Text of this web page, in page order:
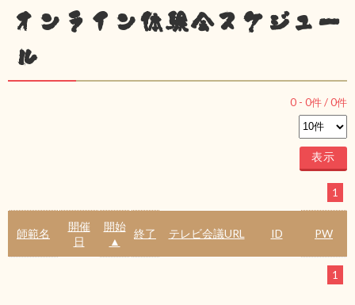
オンライン体験会スケジュー
ル
0 - 0件 /0件
1
師範名
開催
日
開始
▲
終了 テレビ会議URL ID PW
1